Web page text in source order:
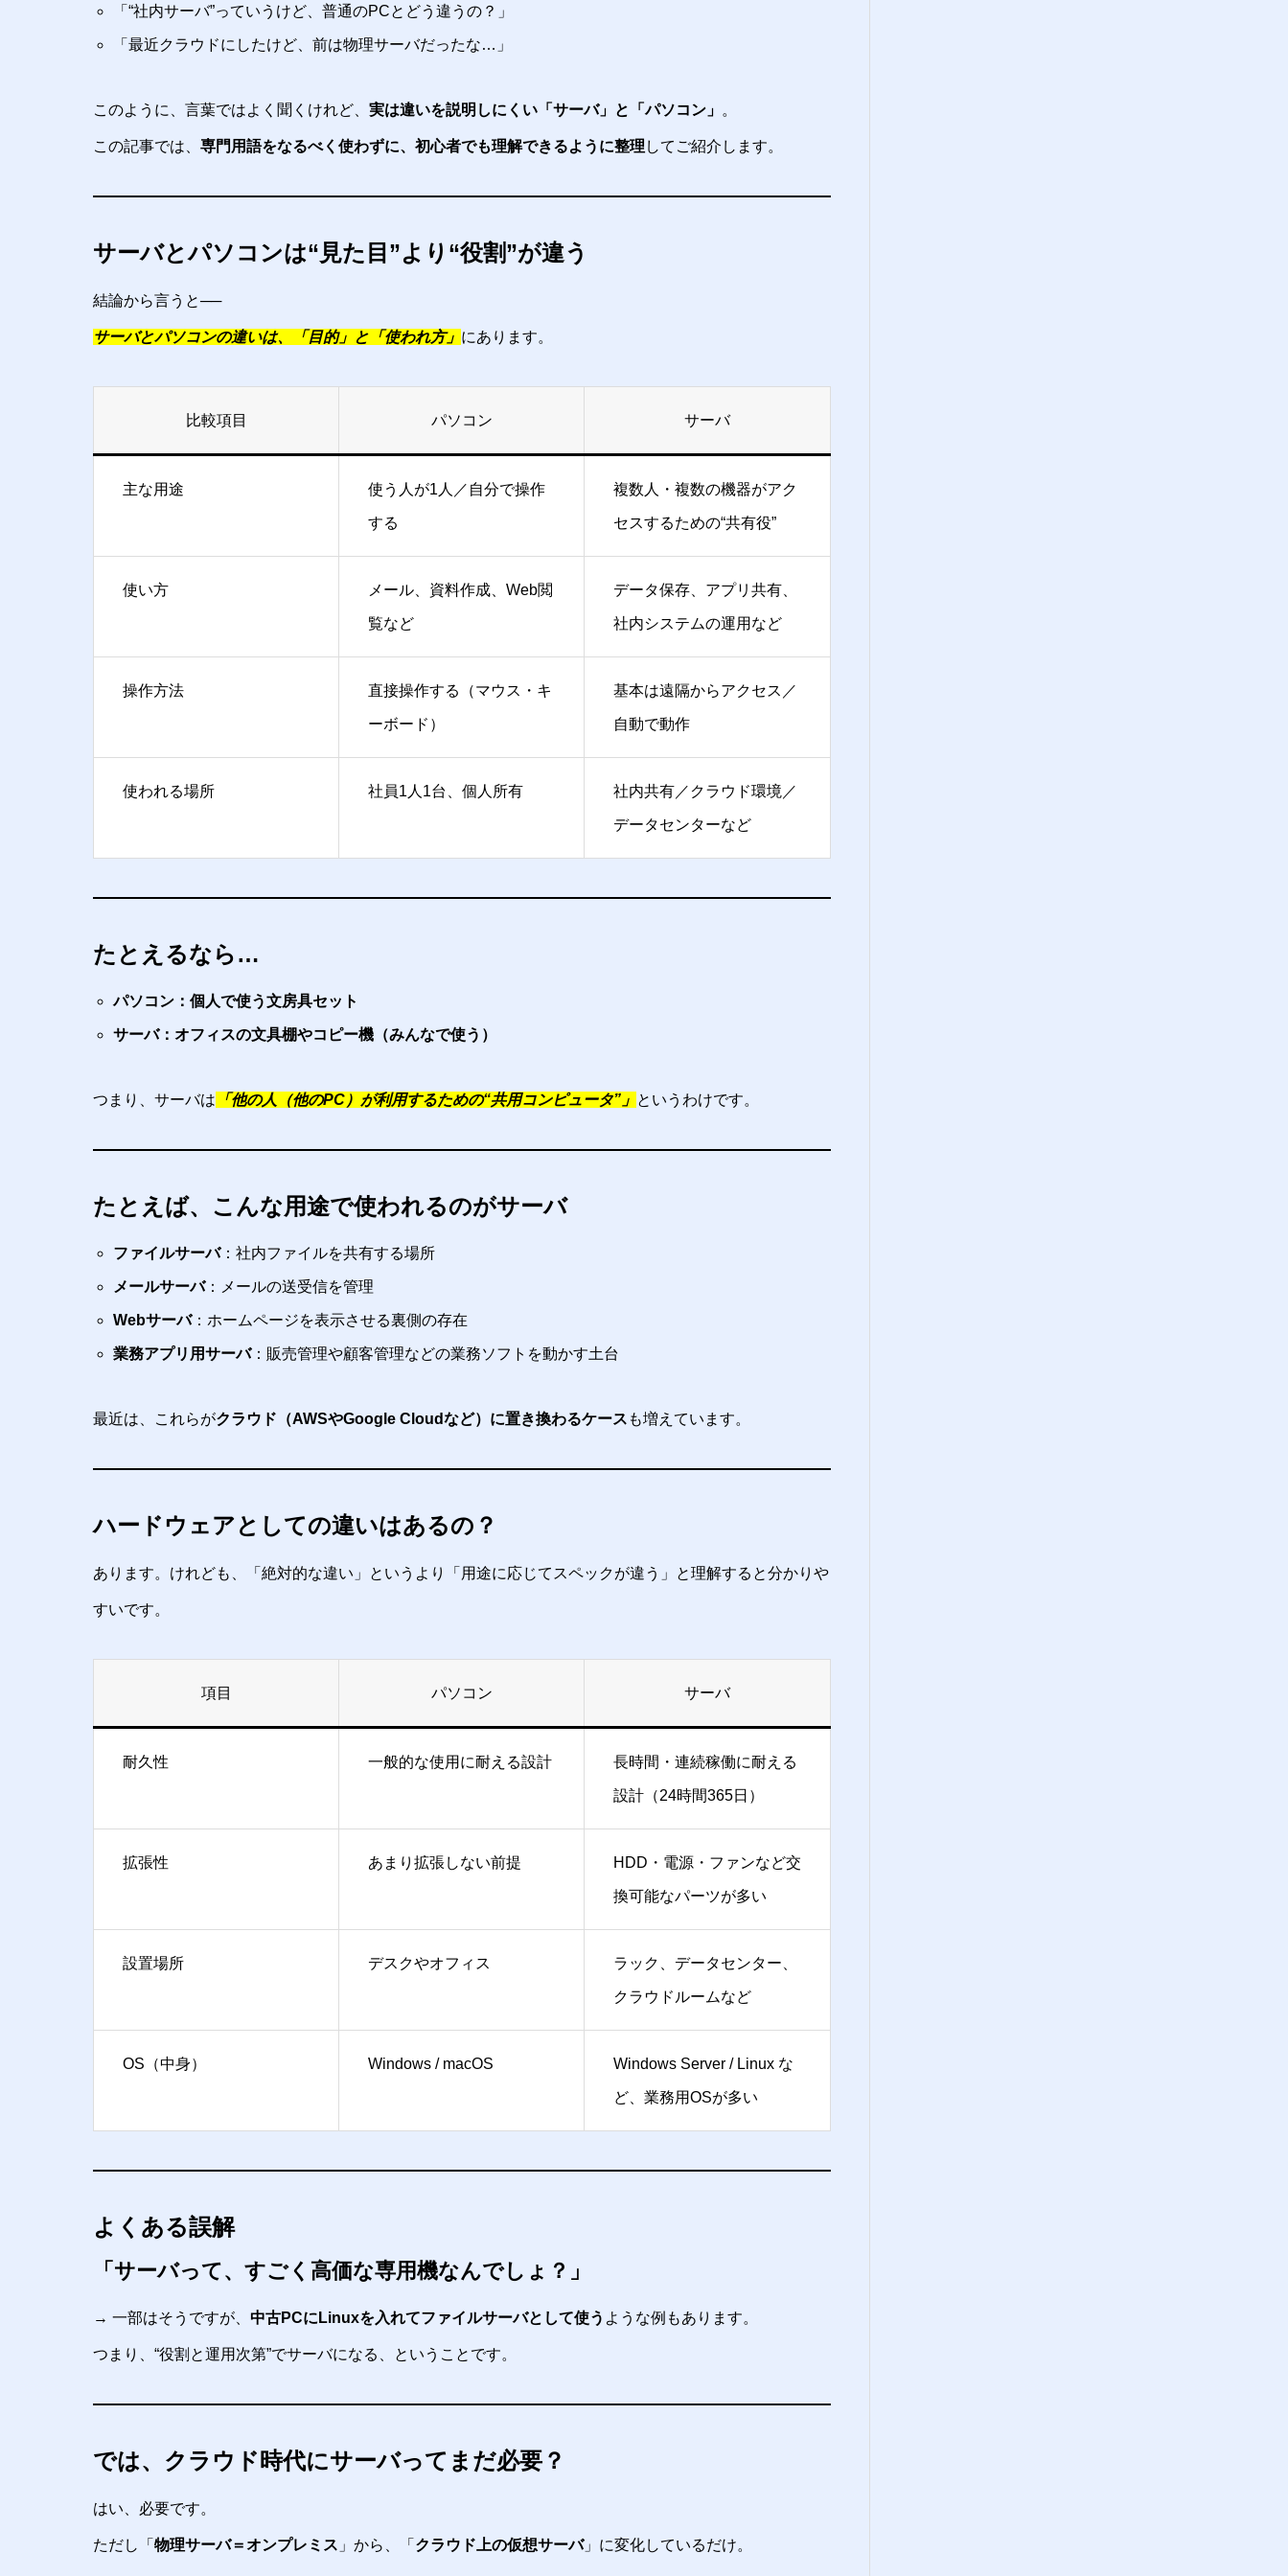
「“社内サーバ”っていうけど、普通のPCとどう違うの？」
「最近クラウドにしたけど、前は物理サーバだったな…」
このように、言葉ではよく聞くけれど、 実は違いを説明しにくい「サーバ」と「パソコン」 。
この記事では、 専門用語をなるべく使わずに、初心者でも理解できるように整理 してご紹介します。
サーバとパソコンは“見た目”より“役割”が違う
結論から言うと──
サーバとパソコンの違いは、「目的」と「使われ方」 にあります。
比較項目 パソコン サーバ
主な用途 使う人が1人／自分で操作
する
複数人・複数の機器がアク
セスするための“共有役”
使い方 メール、資料作成、Web閲
覧など
データ保存、アプリ共有、
社内システムの運用など
操作方法 直接操作する（マウス・キ
ーボード）
基本は遠隔からアクセス／
自動で動作
使われる場所 社員1人1台、個人所有 社内共有／クラウド環境／
データセンターなど
たとえるなら…
パソコン：個人で使う文房具セット
サーバ：オフィスの文具棚やコピー機（みんなで使う）
つまり、サーバは 「他の人（他のPC）が利用するための“共用コンピュータ”」 というわけです。
たとえば、こんな用途で使われるのがサーバ
ファイルサーバ：社内ファイルを共有する場所
メールサーバ：メールの送受信を管理
Webサーバ：ホームページを表示させる裏側の存在
業務アプリ用サーバ：販売管理や顧客管理などの業務ソフトを動かす土台
最近は、これらがクラウド（AWSやGoogle Cloudなど）に置き換わるケース も増えています。
ハードウェアとしての違いはあるの？
あります。けれども、「絶対的な違い」というより「用途に応じてスペックが違う」と理解すると分かりや
すいです。
項目 パソコン サーバ
耐久性 一般的な使用に耐える設計 長時間・連続稼働に耐える
設計（24時間365日）
拡張性 あまり拡張しない前提 HDD・電源・ファンなど交
換可能なパーツが多い
設置場所 デスクやオフィス ラック、データセンター、
クラウドルームなど
OS（中身） Windows / macOS Windows Server / Linux な
ど、業務用OSが多い
よくある誤解
「サーバって、すごく高価な専用機なんでしょ？」
→ 一部はそうですが、 中古PCにLinuxを入れてファイルサーバとして使う ような例もあります。
つまり、“役割と運用次第”でサーバになる、ということです。
では、クラウド時代にサーバってまだ必要？
はい、必要です。
ただし「 物理サーバ＝オンプレミス 」から、「 クラウド上の仮想サーバ」に変化しているだけ。